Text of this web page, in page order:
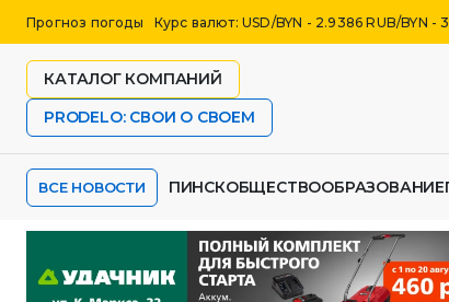
Прогноз погоды Курс валют: USD/BYN - 2.9386 RUB/BYN -
КАТАЛОГ КОМПАНИЙ
PRODELO: СВОИ О СВОЕМ
ВСЕ НОВОСТИ ПИНСКОБЩЕСТВООБРАЗОВАНИЕ